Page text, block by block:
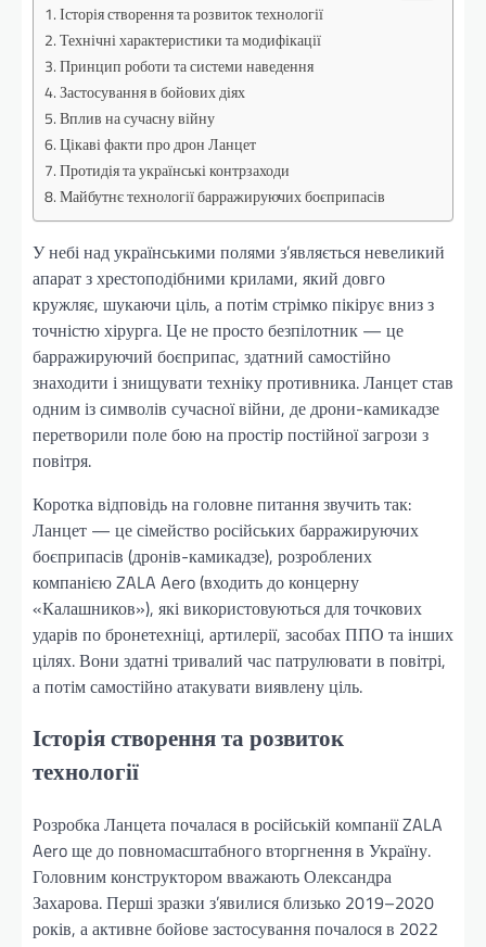
Історія створення та розвиток технології
Технічні характеристики та модифікації
Принцип роботи та системи наведення
Застосування в бойових діях
Вплив на сучасну війну
Цікаві факти про дрон Ланцет
Протидія та українські контрзаходи
Майбутнє технології барражируючих боєприпасів
У небі над українськими полями з’являється невеликий
апарат з хрестоподібними крилами, який довго
кружляє, шукаючи ціль, а потім стрімко пікірує вниз з
точністю хірурга. Це не просто безпілотник — це
барражируючий боєприпас, здатний самостійно
знаходити і знищувати техніку противника. Ланцет став
одним із символів сучасної війни, де дрони-камикадзе
перетворили поле бою на простір постійної загрози з
повітря.
Коротка відповідь на головне питання звучить так:
Ланцет — це сімейство російських барражируючих
боєприпасів (дронів-камикадзе), розроблених
компанією ZALA Aero (входить до концерну
«Калашников»), які використовуються для точкових
ударів по бронетехніці, артилерії, засобах ППО та інших
цілях. Вони здатні тривалий час патрулювати в повітрі,
а потім самостійно атакувати виявлену ціль.
Історія створення та розвиток
технології
Розробка Ланцета почалася в російській компанії ZALA
Aero ще до повномасштабного вторгнення в Україну.
Головним конструктором вважають Олександра
Захарова. Перші зразки з’явилися близько 2019–2020
років, а активне бойове застосування почалося в 2022